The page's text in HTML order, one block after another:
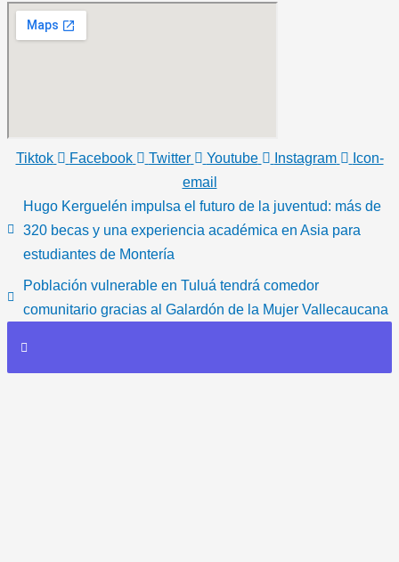
Tiktok Facebook Twitter Youtube Instagram
Icon-
email
Hugo Kerguelén impulsa el futuro de la juventud: más de
320 becas y una experiencia académica en Asia para
estudiantes de Montería
Población vulnerable en Tuluá tendrá comedor
comunitario gracias al Galardón de la Mujer Vallecaucana